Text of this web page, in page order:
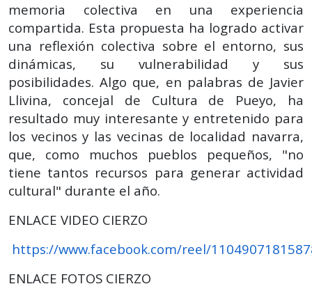
memoria colectiva en una experiencia
compartida. Esta propuesta ha logrado activar
una reflexión colectiva sobre el entorno, sus
dinámicas, su vulnerabilidad y sus
posibilidades. Algo que, en palabras de Javier
Llivina, concejal de Cultura de Pueyo, ha
resultado muy interesante y entretenido para
los vecinos y las vecinas de localidad navarra,
que, como muchos pueblos pequeños, "no
tiene tantos recursos para generar actividad
cultural" durante el año.
ENLACE VIDEO CIERZO
https://www.facebook.com/reel/
ENLACE FOTOS CIERZO